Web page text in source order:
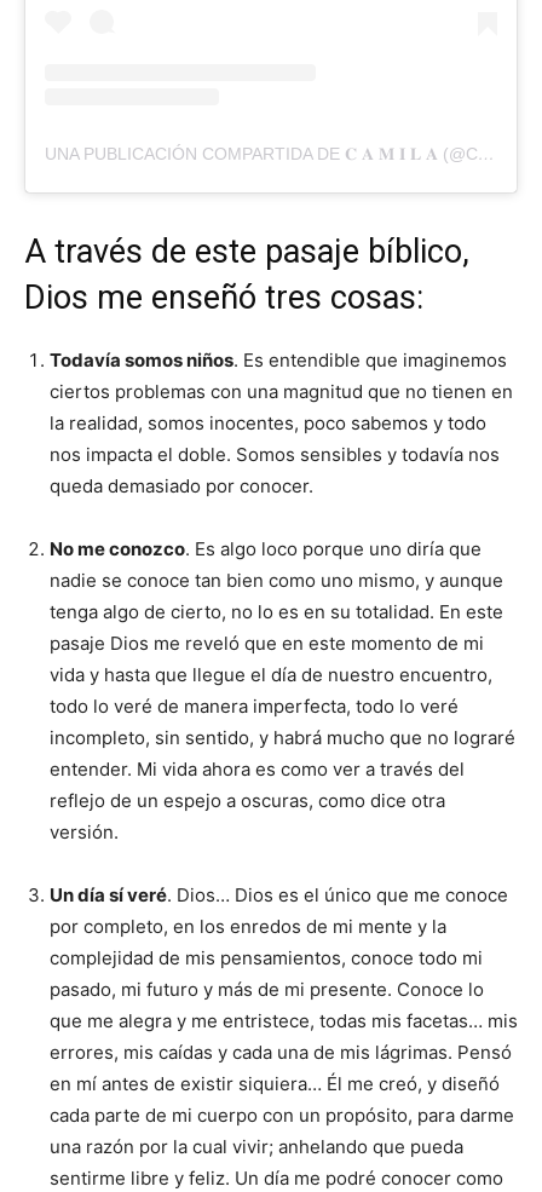
UNA PUBLICACIÓN COMPARTIDA DE 𝐂 𝐀 𝐌 𝐈 𝐋 𝐀 (@CAMIMAZAA)
A través de este pasaje bíblico,
Dios me enseñó tres cosas:
Todavía somos niños. Es entendible que imaginemos
ciertos problemas con una magnitud que no tienen en
la realidad, somos inocentes, poco sabemos y todo
nos impacta el doble. Somos sensibles y todavía nos
queda demasiado por conocer.
No me conozco. Es algo loco porque uno diría que
nadie se conoce tan bien como uno mismo, y aunque
tenga algo de cierto, no lo es en su totalidad. En este
pasaje Dios me reveló que en este momento de mi
vida y hasta que llegue el día de nuestro encuentro,
todo lo veré de manera imperfecta, todo lo veré
incompleto, sin sentido, y habrá mucho que no lograré
entender. Mi vida ahora es como ver a través del
reflejo de un espejo a oscuras, como dice otra
versión.
Un día sí veré. Dios… Dios es el único que me conoce
por completo, en los enredos de mi mente y la
complejidad de mis pensamientos, conoce todo mi
pasado, mi futuro y más de mi presente. Conoce lo
que me alegra y me entristece, todas mis facetas… mis
errores, mis caídas y cada una de mis lágrimas. Pensó
en mí antes de existir siquiera… Él me creó, y diseñó
cada parte de mi cuerpo con un propósito, para darme
una razón por la cual vivir; anhelando que pueda
sentirme libre y feliz. Un día me podré conocer como